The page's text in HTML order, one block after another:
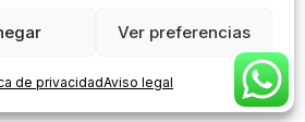
Ver preferencias
de privacidadAviso legal